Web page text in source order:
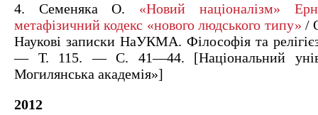
4. Семеняка О. «Новий націоналізм»
метафізичний кодекс «нового людського типу» /
Наукові записки НаУКМА. Філософія та
— Т. 115. — С. 41—44. [Національний
Могилянська академія»]
2012